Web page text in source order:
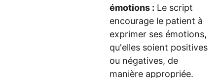
émotions : Le script
encourage le patient à
exprimer ses émotions,
qu'elles soient positives
ou négatives, de
manière appropriée.